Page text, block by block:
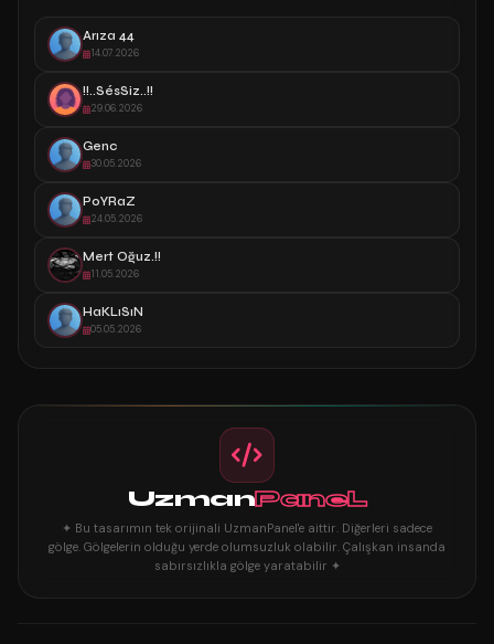
Arıza 44
14.07.2026
!!..SésSiz..!!
29.06.2026
Genc
30.05.2026
PoYRaZ
24.05.2026
Mert Oğuz.!!
11.05.2026
HaKLıSıN
05.05.2026
UzmanPaneL
✦ Bu tasarımın tek orijinali UzmanPanel'e aittir. Diğerleri sadece
gölge. Gölgelerin olduğu yerde olumsuzluk olabilir. Çalışkan insanda
sabırsızlıkla gölge yaratabilir ✦